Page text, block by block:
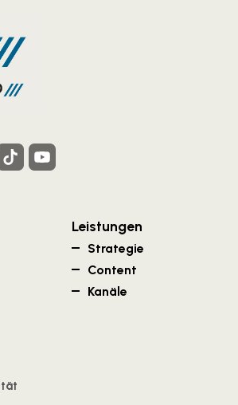
Leistungen
Strategie
Content
Kanäle